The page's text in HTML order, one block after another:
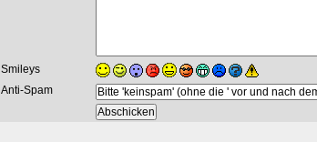
Smileys
Anti-Spam